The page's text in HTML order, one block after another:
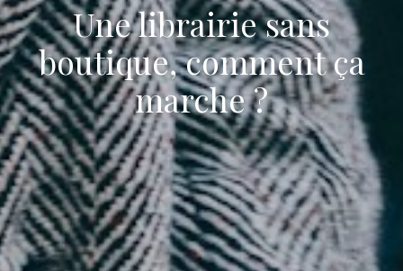
Une librairie sans
boutique, comment ça
marche ?